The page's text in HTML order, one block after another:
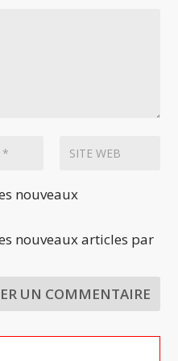
nouveaux
nouveaux articles par